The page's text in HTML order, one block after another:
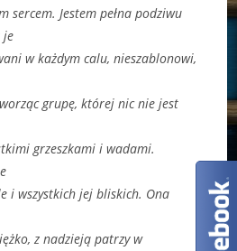
sercem. Jestem pełna podziwu
je
w każdym calu, nieszablonowi,
grupę, której nic nie jest
grzeszkami i wadami.
i wszystkich jej bliskich. Ona
z nadzieją patrzy w